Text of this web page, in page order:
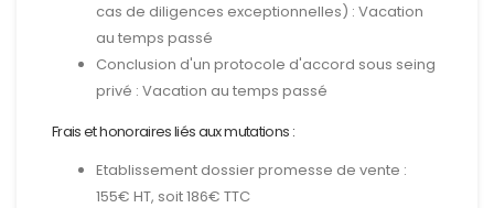
cas de diligences exceptionnelles) : Vacation
au temps passé
Conclusion d'un protocole d'accord sous seing
privé : Vacation au temps passé
Frais et honoraires liés aux mutations :
Etablissement dossier promesse de vente :
155€ HT, soit 186€ TTC